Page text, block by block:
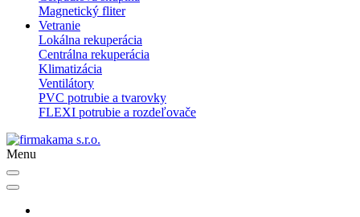
Magnetický fliter
Vetranie
Lokálna rekuperácia
Centrálna rekuperácia
Klimatizácia
Ventilátory
PVC potrubie a tvarovky
FLEXI potrubie a rozdeľovače
Menu